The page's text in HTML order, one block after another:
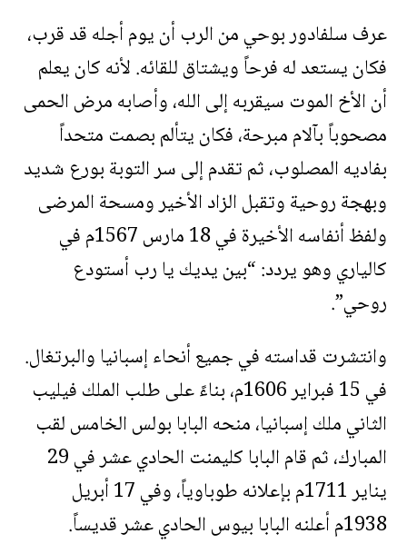
عرف سلفادور بوحي من الرب أن يوم أجله قد قرب،
فكان يستعد له فرحاً ويشتاق للقائه. لأنه كان يعلم
أن الأخ الموت سيقربه إلى الله، وأصابه مرض الحمى
مصحوباً بآلام مبرحة، فكان يتألم بصمت متحداً
بفاديه المصلوب، ثم تقدم إلى سر التوبة بورع شديد
وبهجة روحية وتقبل الزاد الأخير ومسحة المرضى
ولفظ أنفاسه الأخيرة في 18 مارس 1567م في
كالياري وهو يردد: “بين يديك يا رب أستودع
روحي”.
وانتشرت قداسته في جميع أنحاء إسبانيا والبرتغال.
في 15 فبراير 1606م، بناءً على طلب الملك فيليب
الثاني ملك إسبانيا، منحه البابا بولس الخامس لقب
المبارك، ثم قام البابا كليمنت الحادي عشر في 29
يناير 1711م بإعلانه طوباوياً، وفي 17 أبريل
1938م أعلنه البابا بيوس الحادي عشر قديساً.